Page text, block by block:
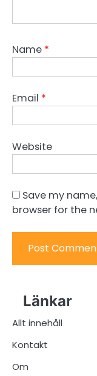
Name *
Email *
Website
Save my
browser for the
Länkar
Allt innehåll
Kontakt
Om